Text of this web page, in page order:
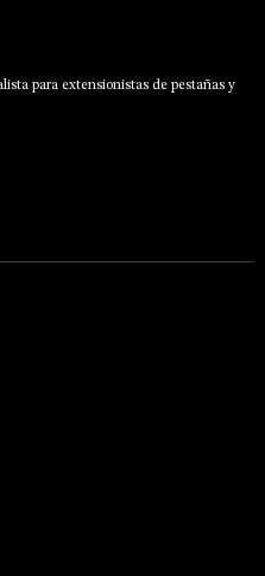
para extensionistas de pestañas y